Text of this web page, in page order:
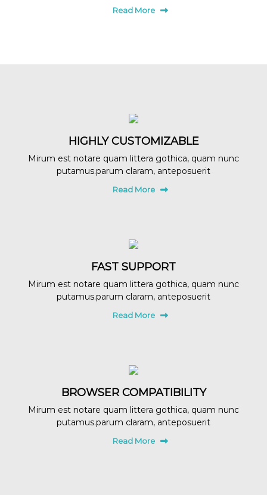
Read More
HIGHLY CUSTOMIZABLE
Mirum est notare quam littera gothica, quam nunc
putamus.parum claram, anteposuerit
Read More
FAST SUPPORT
Mirum est notare quam littera gothica, quam nunc
putamus.parum claram, anteposuerit
Read More
BROWSER COMPATIBILITY
Mirum est notare quam littera gothica, quam nunc
putamus.parum claram, anteposuerit
Read More